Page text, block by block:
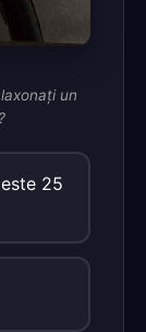
un
25